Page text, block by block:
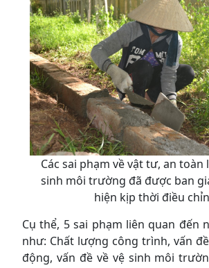
Các sai phạm về vật tư, an toàn
sinh môi trường đã được ban
hiện kịp thời điều
Cụ thể, 5 sai phạm liên quan đến
như: Chất lượng công trình, vấn
động, vấn đề về vệ sinh môi